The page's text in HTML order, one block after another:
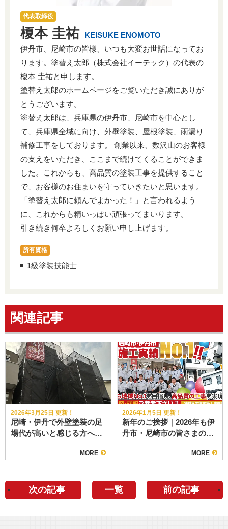
代表取締役
榎本 圭祐
KEISUKE ENOMOTO
伊丹市、尼崎市の皆様、いつも大変お世話になってお
ります。塗替え太郎（株式会社イーテック）の代表の
榎本 圭祐と申します。
塗替え太郎のホームページをご覧いただき誠にありが
とうございます。
塗替え太郎は、兵庫県の伊丹市、尼崎市を中心とし
て、兵庫県全域に向け、外壁塗装、屋根塗装、雨漏り
補修工事をしております。 創業以来、数沢山のお客様
の支えをいただき、ここまで続けてくることができま
した。これからも、高品質の塗装工事を提供すること
で、お客様のお住まいを守っていきたいと思います。
「塗替え太郎に頼んでよかった！」と言われるよう
に、これからも精いっぱい頑張ってまいります。
引き続き何卒よろしくお願い申し上げます。
所有資格
1級塗装技能士
関連記事
2026年3月25日 更新！
尼崎・伊丹で外壁塗装の足
場代が高いと感じる方へ｜
足場が必要な3つの理由と
「屋根塗装」をセットです
MORE
2026年1月5日 更新！
新年のご挨拶｜2026年も伊
丹市・尼崎市の皆さまの大
切なお住まいを守ります
MORE
次の記事 一覧 前の記事